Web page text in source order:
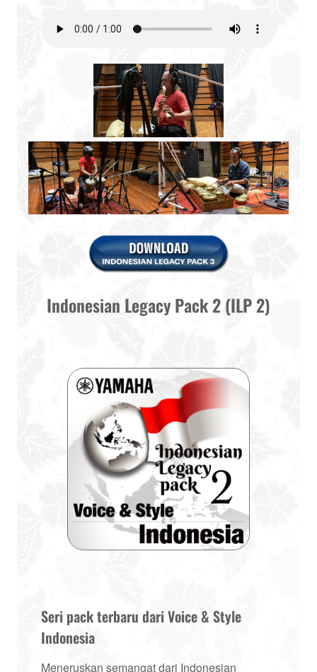
Indonesian Legacy Pack 2 (ILP 2)
Seri pack terbaru dari Voice & Style
Indonesia
Meneruskan semangat dari Indonesian